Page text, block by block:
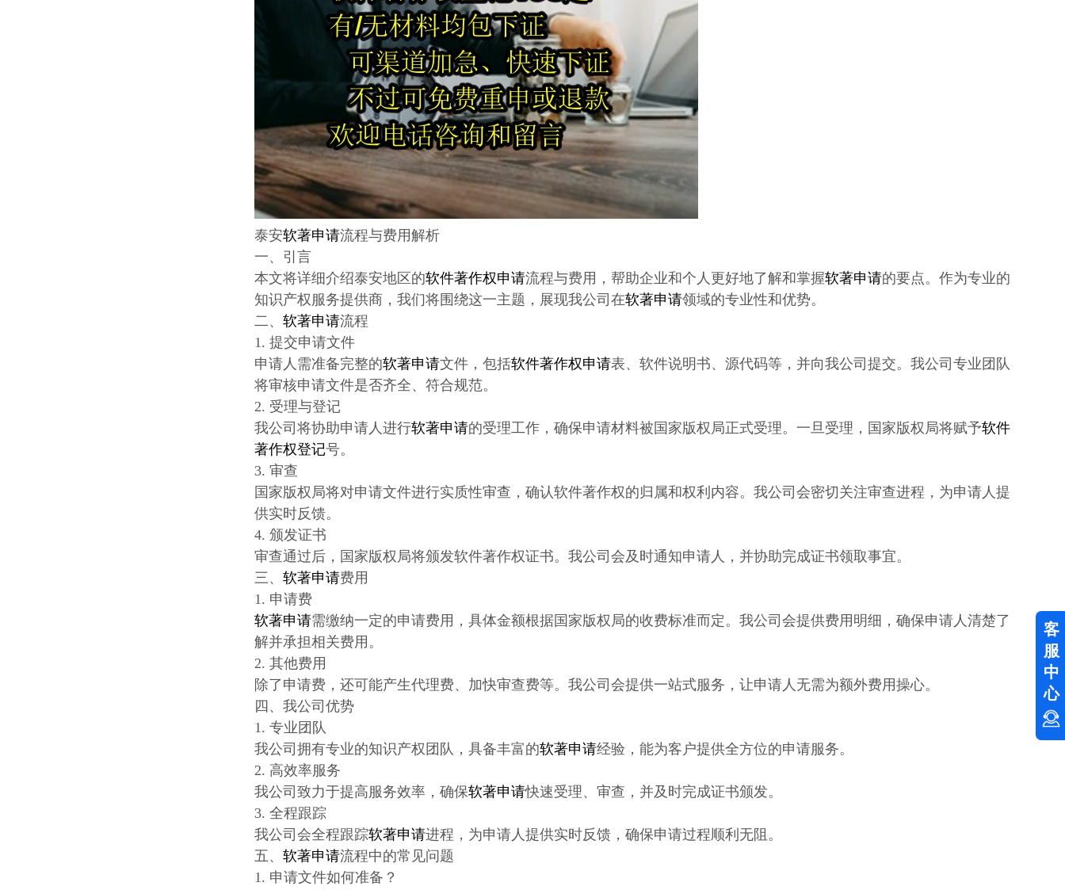
泰安软著申请流程与费用解析
一、引言
本文将详细介绍泰安地区的软件著作权申请流程与费用，帮助企业和个人更好地了解和掌握软著申请的要点。作为专业的
知识产权服务提供商，我们将围绕这一主题，展现我公司在软著申请领域的专业性和优势。
二、软著申请流程
1. 提交申请文件
申请人需准备完整的软著申请文件，包括软件著作权申请表、软件说明书、源代码等，并向我公司提交。我公司专业团队
将审核申请文件是否齐全、符合规范。
2. 受理与登记
我公司将协助申请人进行软著申请的受理工作，确保申请材料被国家版权局正式受理。一旦受理，国家版权局将赋予软件
著作权登记号。
3. 审查
国家版权局将对申请文件进行实质性审查，确认软件著作权的归属和权利内容。我公司会密切关注审查进程，为申请人提
供实时反馈。
4. 颁发证书
审查通过后，国家版权局将颁发软件著作权证书。我公司会及时通知申请人，并协助完成证书领取事宜。
三、软著申请费用
1. 申请费
软著申请需缴纳一定的申请费用，具体金额根据国家版权局的收费标准而定。我公司会提供费用明细，确保申请人清楚了
解并承担相关费用。
2. 其他费用
除了申请费，还可能产生代理费、加快审查费等。我公司会提供一站式服务，让申请人无需为额外费用操心。
四、我公司优势
1. 专业团队
我公司拥有专业的知识产权团队，具备丰富的软著申请经验，能为客户提供全方位的申请服务。
2. 高效率服务
我公司致力于提高服务效率，确保软著申请快速受理、审查，并及时完成证书颁发。
3. 全程跟踪
我公司会全程跟踪软著申请进程，为申请人提供实时反馈，确保申请过程顺利无阻。
五、软著申请流程中的常见问题
1. 申请文件如何准备？
客
服
中
心